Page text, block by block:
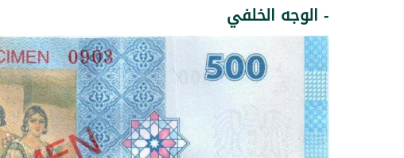
- الوجه الخلفي